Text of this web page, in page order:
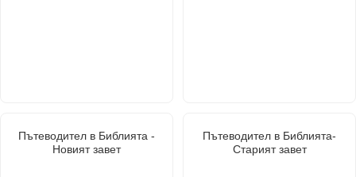
Пътеводител в Библията -
Новият завет
Пътеводител в Библията-
Старият завет